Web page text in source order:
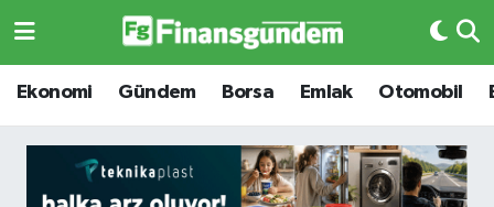
Ekonomi Gündem Borsa Emlak Otomobil
Ekonomi
Borsa
Ekonomi
Borsa